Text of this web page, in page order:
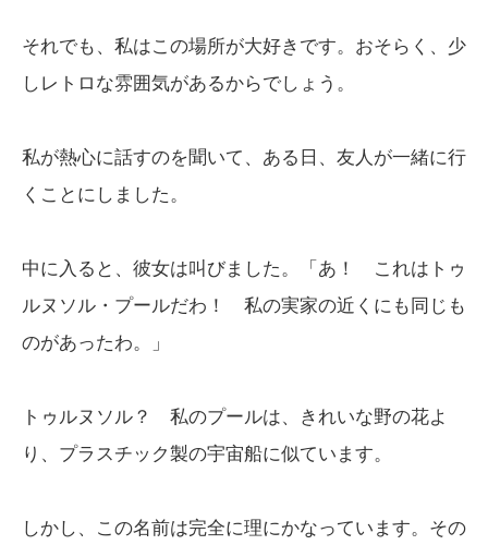
それでも、私はこの場所が大好きです。おそらく、少
しレトロな雰囲気があるからでしょう。
私が熱心に話すのを聞いて、ある日、友人が一緒に行
くことにしました。
中に入ると、彼女は叫びました。「あ！ これはトゥ
ルヌソル・プールだわ！ 私の実家の近くにも同じも
のがあったわ。」
トゥルヌソル？ 私のプールは、きれいな野の花よ
り、プラスチック製の宇宙船に似ています。
しかし、この名前は完全に理にかなっています。その